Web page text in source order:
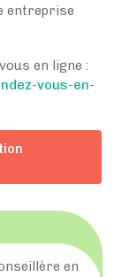
entreprise
en ligne :
vous-en-
en